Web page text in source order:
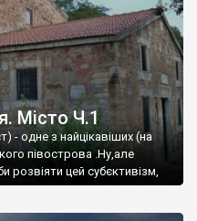
Місто Ч.1
- одне з найцікавіших (на
півострова .Ну,але
цей субєктивізм,